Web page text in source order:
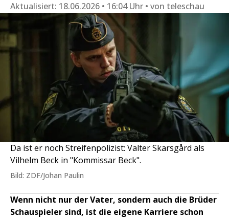
Aktualisiert: 18.06.2026 • 16:04 Uhr von teleschau
Da ist er noch Streifenpolizist: Valter Skarsgård als
Vilhelm Beck in "Kommissar Beck".
Bild: ZDF/Johan Paulin
Wenn nicht nur der Vater, sondern auch die Brüder
Schauspieler sind, ist die eigene Karriere schon